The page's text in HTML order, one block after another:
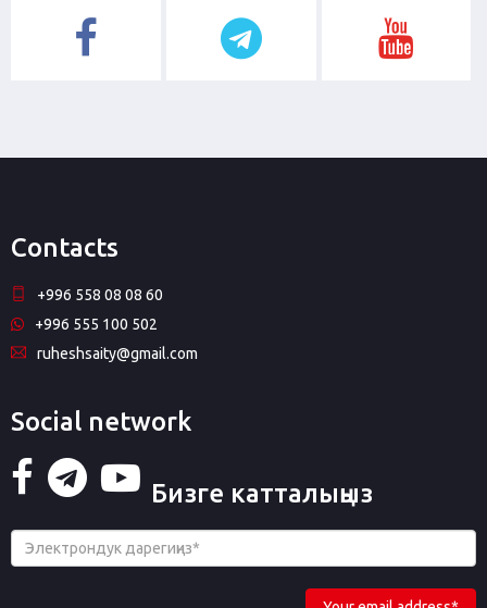
Contacts
+996 558 08 08 60
+996 555 100 502
ruheshsaity@gmail.com
Social network
Бизге катталыңыз